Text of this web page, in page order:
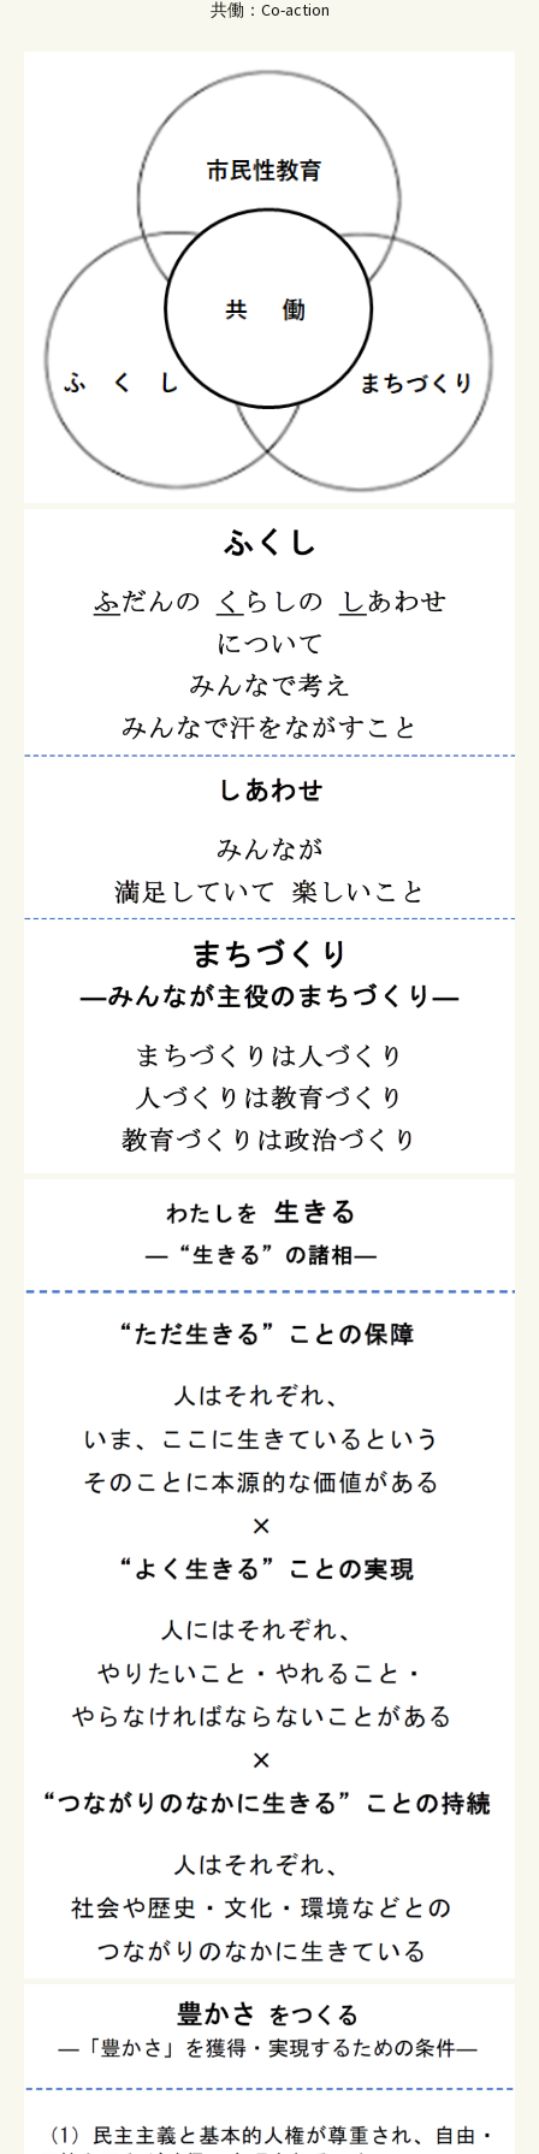
共働：Co-action